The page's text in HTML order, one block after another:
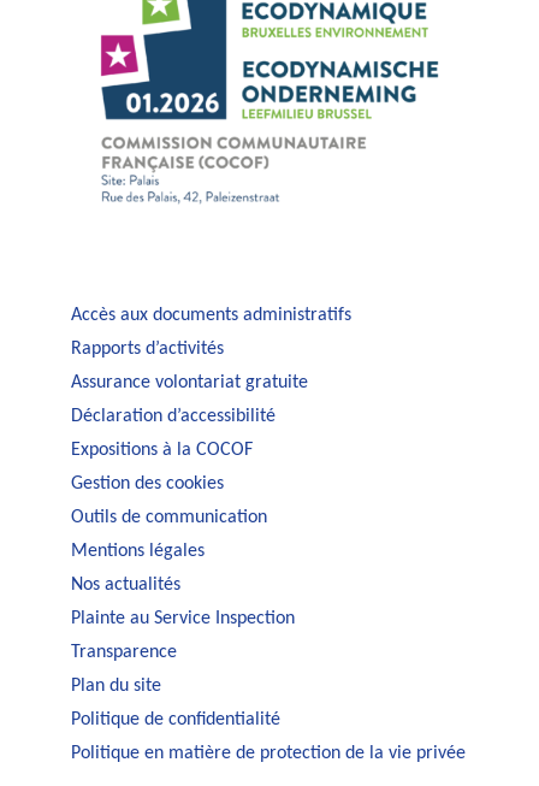
Accès aux documents administratifs
Rapports d’activités
Assurance volontariat gratuite
Déclaration d’accessibilité
Expositions à la COCOF
Gestion des cookies
Outils de communication
Mentions légales
Nos actualités
Plainte au Service Inspection
Transparence
Plan du site
Politique de confidentialité
Politique en matière de protection de la vie privée